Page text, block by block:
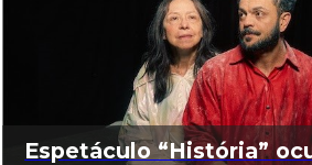
Espetáculo “História”